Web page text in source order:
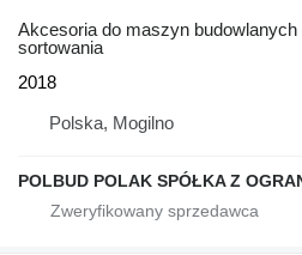
Akcesoria do maszyn budowlanych
sortowania
2018
Polska, Mogilno